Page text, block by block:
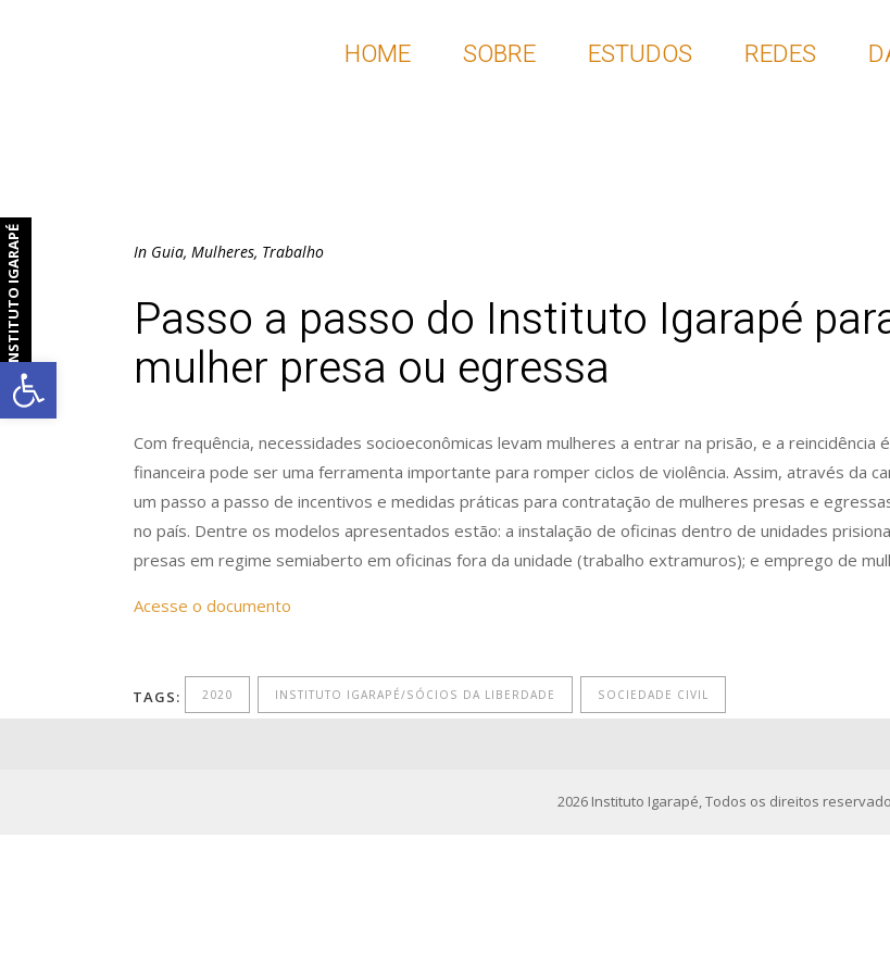
INSTITUTO IGARAPÉ
HOME SOBRE ESTUDOS REDES
In Guia, Mulheres, Trabalho
Passo a passo do Instituto Igarapé
mulher presa ou egressa
Com frequência, necessidades socioeconômicas levam mulheres a entrar na prisão, e a reincidência
financeira pode ser uma ferramenta importante para romper ciclos de violência. Assim, através da
um passo a passo de incentivos e medidas práticas para contratação de mulheres presas e
no país. Dentre os modelos apresentados estão: a instalação de oficinas dentro de unidades
presas em regime semiaberto em oficinas fora da unidade (trabalho extramuros); e emprego de
Acesse o documento
TAGS: 2020 INSTITUTO IGARAPÉ/SÓCIOS DA LIBERDADE SOCIEDADE CIVIL
2026 Instituto Igarapé, Todos os direitos
Barra de Ferramentas Aberta